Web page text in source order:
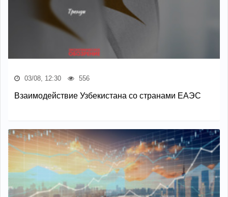
03/08, 12:30 556
Взаимодействие Узбекистана со странами ЕАЭС